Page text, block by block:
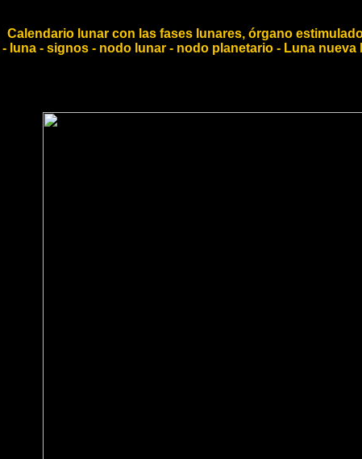
Calendario lunar con las fases lunares, órgano
luna - signos - nodo lunar - nodo planetario - Luna nueva